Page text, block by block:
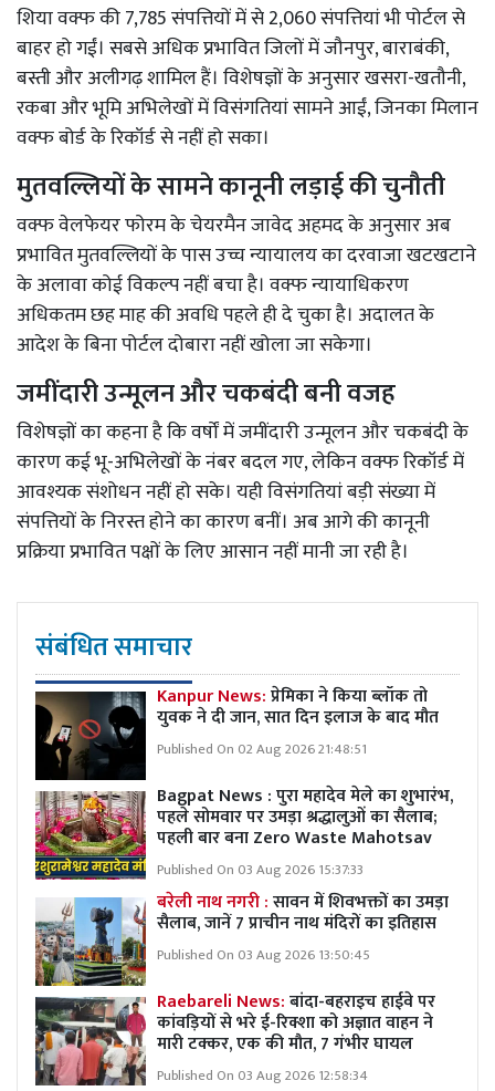
शिया वक्फ की 7,785 संपत्तियों में से 2,060 संपत्तियां भी पोर्टल से
बाहर हो गईं। सबसे अधिक प्रभावित जिलों में जौनपुर, बाराबंकी,
बस्ती और अलीगढ़ शामिल हैं। विशेषज्ञों के अनुसार खसरा-खतौनी,
रकबा और भूमि अभिलेखों में विसंगतियां सामने आईं, जिनका मिलान
वक्फ बोर्ड के रिकॉर्ड से नहीं हो सका।
मुतवल्लियों के सामने कानूनी लड़ाई की चुनौती
वक्फ वेलफेयर फोरम के चेयरमैन जावेद अहमद के अनुसार अब
प्रभावित मुतवल्लियों के पास उच्च न्यायालय का दरवाजा खटखटाने
के अलावा कोई विकल्प नहीं बचा है। वक्फ न्यायाधिकरण
अधिकतम छह माह की अवधि पहले ही दे चुका है। अदालत के
आदेश के बिना पोर्टल दोबारा नहीं खोला जा सकेगा।
जमींदारी उन्मूलन और चकबंदी बनी वजह
विशेषज्ञों का कहना है कि वर्षों में जमींदारी उन्मूलन और चकबंदी के
कारण कई भू-अभिलेखों के नंबर बदल गए, लेकिन वक्फ रिकॉर्ड में
आवश्यक संशोधन नहीं हो सके। यही विसंगतियां बड़ी संख्या में
संपत्तियों के निरस्त होने का कारण बनीं। अब आगे की कानूनी
प्रक्रिया प्रभावित पक्षों के लिए आसान नहीं मानी जा रही है।
संबंधित समाचार
Kanpur News:प्रेमिका ने किया ब्लॉक तो
युवक ने दी जान, सात दिन इलाज के बाद मौत
Published On 02 Aug 2026 21:48:51
Bagpat News : पुरा महादेव मेले का शुभारंभ,
पहले सोमवार पर उमड़ा श्रद्धालुओं का सैलाब;
पहली बार बना Zero Waste Mahotsav
Published On 03 Aug 2026 15:37:33
बरेली नाथ नगरी :सावन में शिवभक्तों का उमड़ा
सैलाब, जानें 7 प्राचीन नाथ मंदिरों का इतिहास
Published On 03 Aug 2026 13:50:45
Raebareli News:बांदा-बहराइच हाईवे पर
कांवड़ियों से भरे ई-रिक्शा को अज्ञात वाहन ने
मारी टक्कर, एक की मौत, 7 गंभीर घायल
Published On 03 Aug 2026 12:58:34